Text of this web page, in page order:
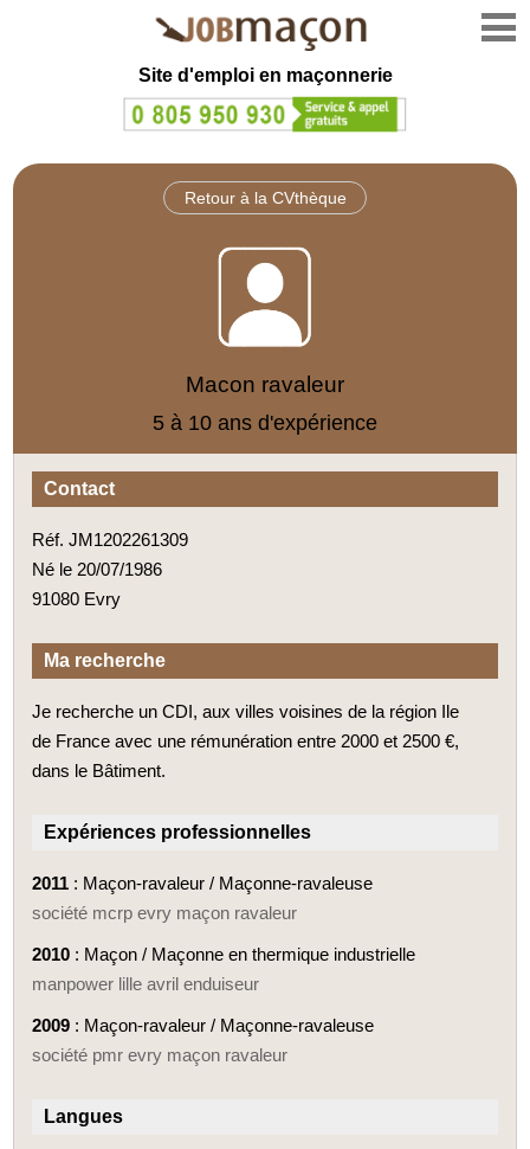
Site d'emploi en maçonnerie
Retour à la CVthèque
Macon ravaleur
5 à 10 ans d'expérience
Contact
Réf. JM1202261309
Né le 20/07/1986
91080 Evry
Ma recherche
Je recherche un CDI, aux villes voisines de la région Ile
de France avec une rémunération entre 2000 et 2500 €,
dans le Bâtiment.
Expériences professionnelles
2011 : Maçon-ravaleur / Maçonne-ravaleuse
société mcrp evry maçon ravaleur
2010 : Maçon / Maçonne en thermique industrielle
manpower lille avril enduiseur
2009 : Maçon-ravaleur / Maçonne-ravaleuse
société pmr evry maçon ravaleur
Langues